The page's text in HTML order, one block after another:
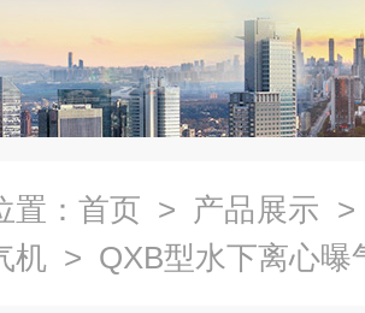
置： 首页 > 产品展示
机 > QXB型水下离心曝